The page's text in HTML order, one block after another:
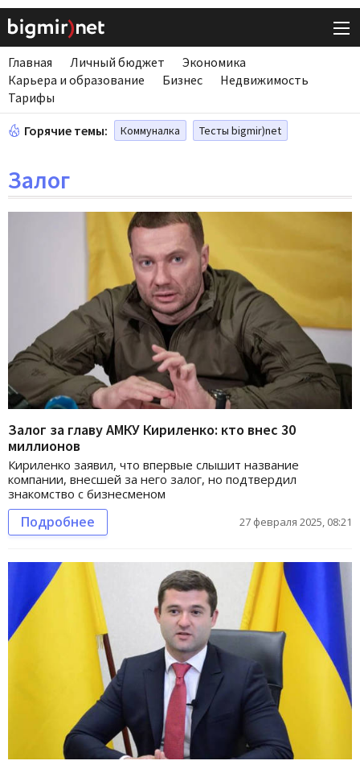
Главная Личный бюджет
Экономика
Карьера и образование
Бизнес
Недвижимость
Тарифы
Горячие темы: Коммуналка Тесты bigmir)net
Залог
Залог за главу АМКУ Кириленко: кто внес 30
миллионов
Кириленко заявил, что впервые слышит название
компании, внесшей за него залог, но подтвердил
знакомство с бизнесменом
Подробнее 27 февраля 2025, 08:21